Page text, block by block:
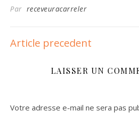
Par receveuracarreler
Article precedent
LAISSER UN
Votre adresse e-mail ne sera pas